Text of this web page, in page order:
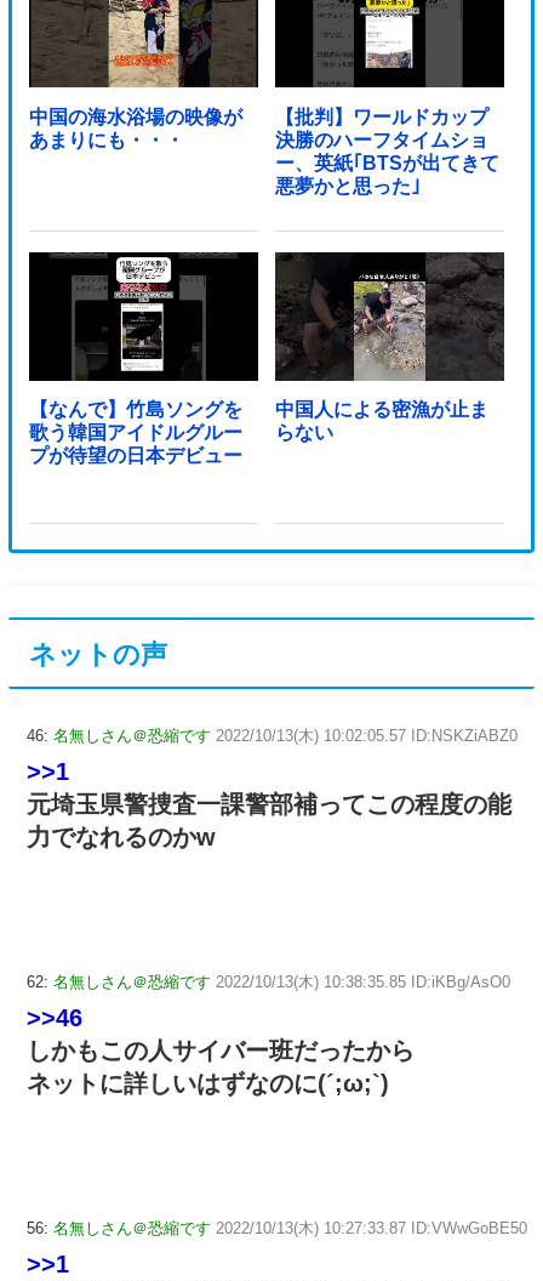
中国の海水浴場の映像が
あまりにも・・・
【批判】ワールドカップ
決勝のハーフタイムショ
ー、英紙｢BTSが出てきて
悪夢かと思った｣
【なんで】竹島ソングを
歌う韓国アイドルグルー
プが待望の日本デビュー
中国人による密漁が止ま
らない
ネットの声
46: 名無しさん＠恐縮です 2022/10/13(木) 10:02:05.57 ID:NSKZiABZ0
>>1
元埼玉県警捜査一課警部補ってこの程度の能
力でなれるのかw
62: 名無しさん＠恐縮です 2022/10/13(木) 10:38:35.85 ID:iKBg/AsO0
>>46
しかもこの人サイバー班だったから
ネットに詳しいはずなのに(´;ω;`)
56: 名無しさん＠恐縮です 2022/10/13(木) 10:27:33.87 ID:VWwGoBE50
>>1